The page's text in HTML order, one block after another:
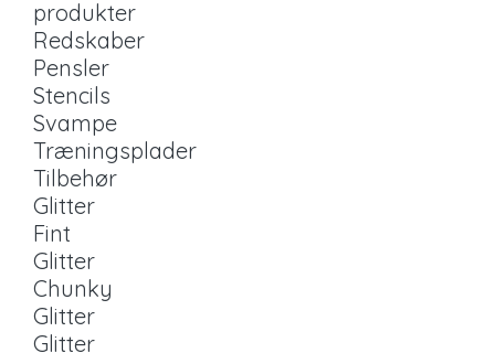
produkter
Redskaber
Pensler
Stencils
Svampe
Træningsplader
Tilbehør
Glitter
Fint
Glitter
Chunky
Glitter
Glitter